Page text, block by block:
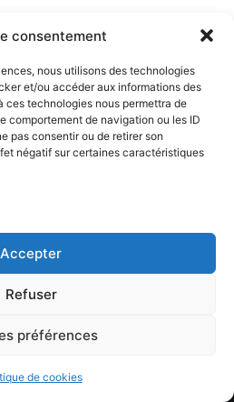
consentement
nous utilisons des technologies
et/ou accéder aux informations des
ces technologies nous permettra de
comportement de navigation ou les ID
pas consentir ou de retirer son
négatif sur certaines caractéristiques
Accepter
Refuser
préférences
de cookies